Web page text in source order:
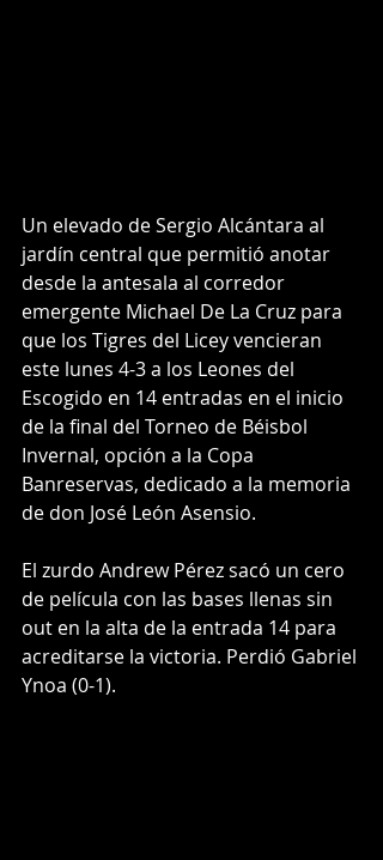
Un elevado de Sergio Alcántara al
jardín central que permitió anotar
desde la antesala al corredor
emergente Michael De La Cruz para
que los Tigres del Licey vencieran
este lunes 4-3 a los Leones del
Escogido en 14 entradas en el inicio
de la final del Torneo de Béisbol
Invernal, opción a la Copa
Banreservas, dedicado a la memoria
de don José León Asensio.
El zurdo Andrew Pérez sacó un cero
de película con las bases llenas sin
out en la alta de la entrada 14 para
acreditarse la victoria. Perdió Gabriel
Ynoa (0-1).